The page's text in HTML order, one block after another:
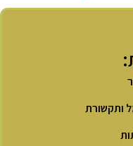
ותקשורת